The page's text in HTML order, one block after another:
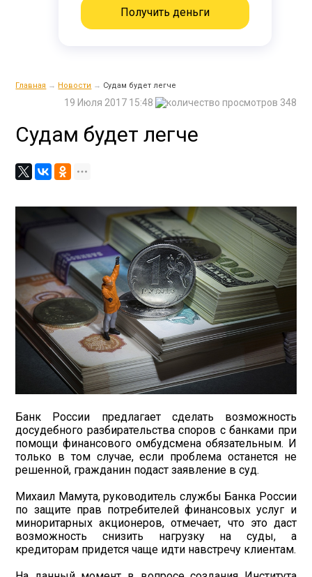
Получить деньги
Главная → Новости → Судам будет легче
348
19 Июля 2017 15:48
Судам будет легче
Банк России предлагает сделать возможность
досудебного разбирательства споров с банками при
помощи финансового омбудсмена обязательным. И
только в том случае, если проблема останется не
решенной, гражданин подаст заявление в суд.
Михаил Мамута, руководитель службы Банка России
по защите прав потребителей финансовых услуг и
миноритарных акционеров, отмечает, что это даст
возможность снизить нагрузку на суды, а
кредиторам придется чаще идти навстречу клиентам.